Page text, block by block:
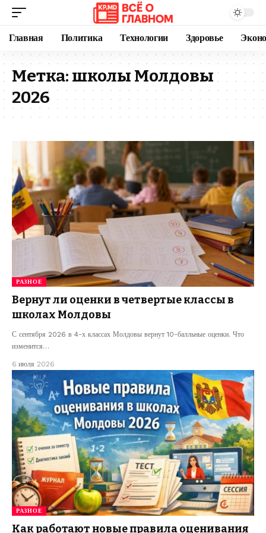
Главная Политика Технологии Здоровье
Метка: школы Молдовы
2026
РАЗНОЕ
Вернут ли оценки в четвертые классы в
школах Молдовы
С сентября 2026 в 4-х классах Молдовы вернут 10-балльные оценки. Что
изменится…
6 июля 2026
РАЗНОЕ
Как работают новые правила оценивания